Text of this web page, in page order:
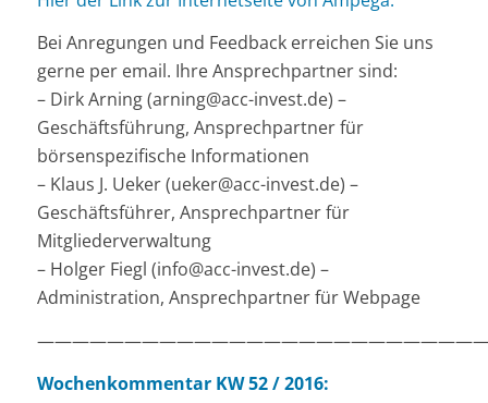
Bei Anregungen und Feedback erreichen Sie uns
gerne per email. Ihre Ansprechpartner sind:
– Dirk Arning (arning@acc-invest.de) –
Geschäftsführung, Ansprechpartner für
börsenspezifische Informationen
– Klaus J. Ueker (ueker@acc-invest.de) –
Geschäftsführer, Ansprechpartner für
Mitgliederverwaltung
– Holger Fiegl (info@acc-invest.de) –
Administration, Ansprechpartner für Webpage
Wochenkommentar KW 52 / 2016: